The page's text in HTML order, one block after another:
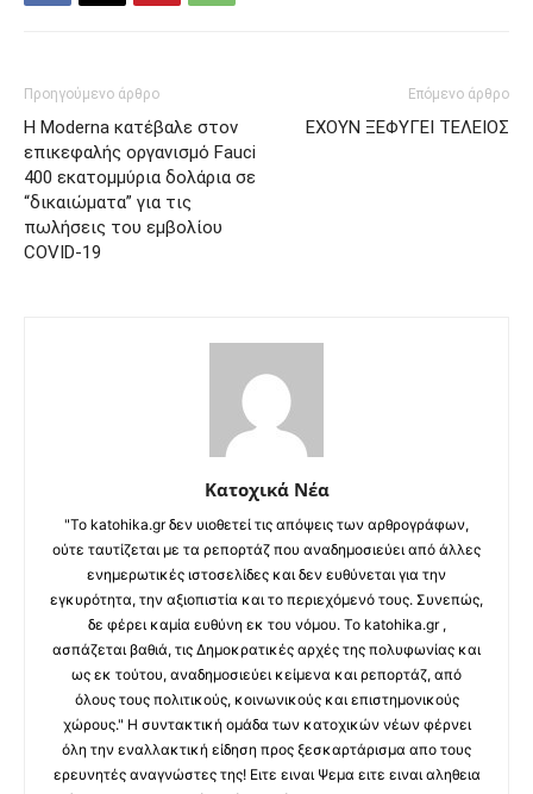
Προηγούμενο άρθρο
Η Moderna κατέβαλε στον
επικεφαλής οργανισμό Fauci
400 εκατομμύρια δολάρια σε
“δικαιώματα” για τις
πωλήσεις του εμβολίου
COVID-19
Επόμενο άρθρο
ΕΧΟΥΝ ΞΕΦΥΓΕΙ ΤΕΛΕΙΟΣ
Κατοχικά Νέα
"Το katohika.gr δεν υιοθετεί τις απόψεις των αρθρογράφων,
ούτε ταυτίζεται με τα ρεπορτάζ που αναδημοσιεύει από άλλες
ενημερωτικές ιστοσελίδες και δεν ευθύνεται για την
εγκυρότητα, την αξιοπιστία και το περιεχόμενό τους. Συνεπώς,
δε φέρει καμία ευθύνη εκ του νόμου. Το katohika.gr ,
ασπάζεται βαθιά, τις Δημοκρατικές αρχές της πολυφωνίας και
ως εκ τούτου, αναδημοσιεύει κείμενα και ρεπορτάζ, από
όλους τους πολιτικούς, κοινωνικούς και επιστημονικούς
χώρους." Η συντακτική ομάδα των κατοχικών νέων φέρνει
όλη την εναλλακτική είδηση προς ξεσκαρτάρισμα απο τους
ερευνητές αναγνώστες της! Ειτε ειναι Ψεμα ειτε ειναι αληθεια